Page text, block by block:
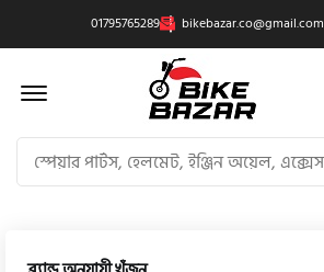
01795765289 bikebazar.co@gmail.com
Offcanvas Menu Open